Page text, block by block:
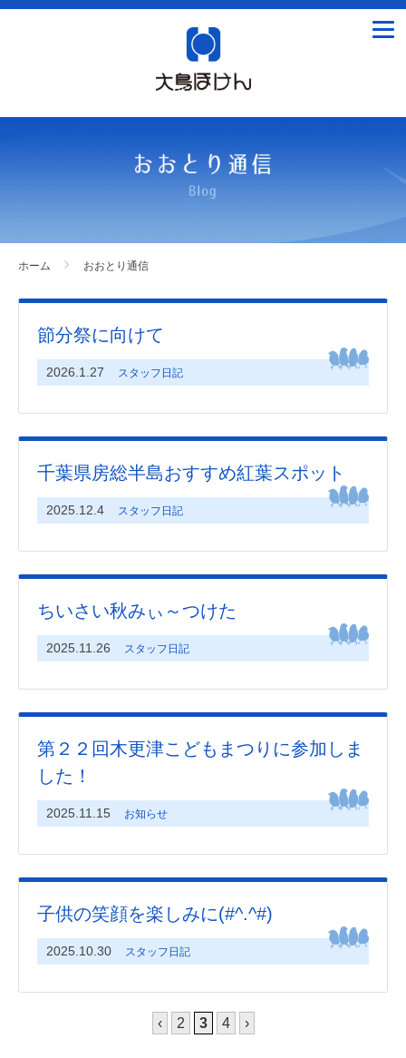
ホーム おおとり通信
節分祭に向けて
2026.1.27 スタッフ日記
千葉県房総半島おすすめ紅葉スポット
2025.12.4 スタッフ日記
ちいさい秋みぃ～つけた
2025.11.26 スタッフ日記
第２２回木更津こどもまつりに参加しま
した！
2025.11.15 お知らせ
子供の笑顔を楽しみに(#^.^#)
2025.10.30 スタッフ日記
‹ 2 3 4 ›